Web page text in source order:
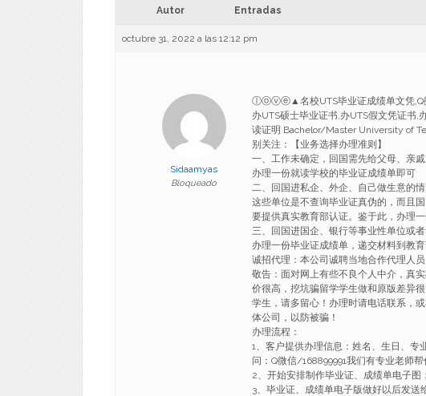
Autor Entradas
octubre 31, 2022 a las 12:12 pm
Sidaamyas
Bloqueado
ⓛⓞⓥⓔ▲名校UTS毕业证成绩单文凭,Q微
办UTS硕士毕业证书,办UTS假文凭证书,
读证明 Bachelor/Master University of
别关注：【业务选择办理准则】
一、工作未确定，回国需先给父母、亲
办理一份就读学校的毕业证成绩单即可
二、回国进私企、外企、自己做生意的
这些单位是不查询毕业证真伪的，而且
要提供真实教育部认证。鉴于此，办理
三、回国进国企、银行等事业性单位或
办理一份毕业证成绩单，递交材料到教
诚招代理：本公司诚聘当地合作代理人
敬告：面对网上有些不良个人中介，真
价很高，挖坑骗留学学生做和原版差异
学生，请多留心！办理时请电话联系，
体公司，以防被骗！
办理流程：
1、客户提供办理信息：姓名、生日、专
问：Q微信/168899991我们有专业老师帮
2、开始安排制作毕业证、成绩单电子图；
3、毕业证、成绩单电子版做好以后发送